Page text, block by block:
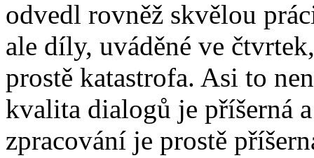
odvedl rovněž skvělou
ale díly, uváděné ve
prostě katastrofa. Asi to
kvalita dialogů je příšerná
zpracování je prostě